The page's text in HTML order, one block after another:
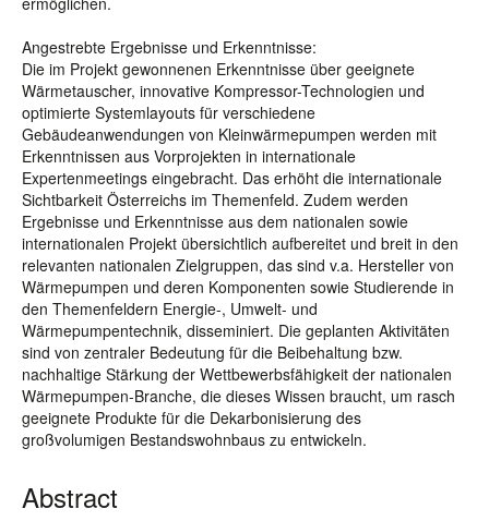
Angestrebte Ergebnisse und Erkenntnisse:
Die im Projekt gewonnenen Erkenntnisse über geeignete
Wärmetauscher, innovative Kompressor-Technologien und
optimierte Systemlayouts für verschiedene
Gebäudeanwendungen von Kleinwärmepumpen werden mit
Erkenntnissen aus Vorprojekten in internationale
Expertenmeetings eingebracht. Das erhöht die internationale
Sichtbarkeit Österreichs im Themenfeld. Zudem werden
Ergebnisse und Erkenntnisse aus dem nationalen sowie
internationalen Projekt übersichtlich aufbereitet und breit in den
relevanten nationalen Zielgruppen, das sind v.a. Hersteller von
Wärmepumpen und deren Komponenten sowie Studierende in
den Themenfeldern Energie-, Umwelt- und
Wärmepumpentechnik, disseminiert. Die geplanten Aktivitäten
sind von zentraler Bedeutung für die Beibehaltung bzw.
nachhaltige Stärkung der Wettbewerbsfähigkeit der nationalen
Wärmepumpen-Branche, die dieses Wissen braucht, um rasch
geeignete Produkte für die Dekarbonisierung des
großvolumigen Bestandswohnbaus zu entwickeln.
Abstract